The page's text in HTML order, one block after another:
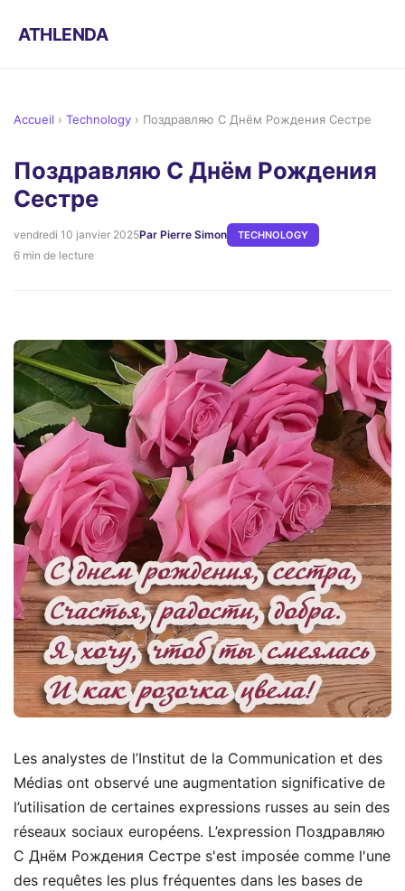
ATHLENDA
Accueil › Technology › Поздравляю С Днём Рождения Сестре
Поздравляю С Днём Рождения
Сестре
vendredi 10 janvier 2025Par Pierre Simon TECHNOLOGY
6 min de lecture
Les analystes de l’Institut de la Communication et des
Médias ont observé une augmentation significative de
l’utilisation de certaines expressions russes au sein des
réseaux sociaux européens. L’expression Поздравляю
С Днём Рождения Сестре s'est imposée comme l'une
des requêtes les plus fréquentes dans les bases de